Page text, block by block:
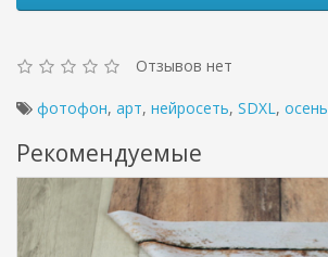
Отзывов нет
фотофон, арт, нейросеть, SDXL , осень
Рекомендуемые